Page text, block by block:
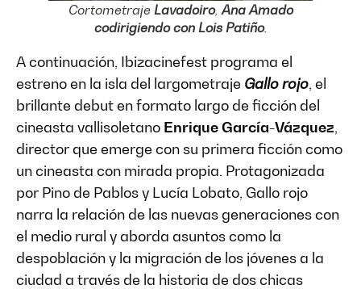
Cortometraje Lavadoiro, Ana Amado
codirigiendo con Lois Patiño.
A continuación, Ibizacinefest programa el
estreno en la isla del largometraje Gallo rojo, el
brillante debut en formato largo de ficción del
cineasta vallisoletano Enrique García-Vázquez,
director que emerge con su primera ficción como
un cineasta con mirada propia. Protagonizada
por Pino de Pablos y Lucía Lobato, Gallo rojo
narra la relación de las nuevas generaciones con
el medio rural y aborda asuntos como la
despoblación y la migración de los jóvenes a la
ciudad a través de la historia de dos chicas